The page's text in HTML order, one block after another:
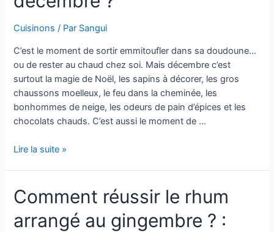
pour
rhume
et
l’angine
Cuisinons / Par Sangui
C’est le moment de sortir emmitoufler dans sa doudoune…
ou de rester au chaud chez soi. Mais décembre c’est
surtout la magie de Noël, les sapins à décorer, les gros
chaussons moelleux, le feu dans la cheminée, les
bonhommes de neige, les odeurs de pain d’épices et les
chocolats chauds. C’est aussi le moment de …
Qu’est-
mange
en
décembre
Lire la suite »
Comment réussir le rhum
arrangé au gingembre ? :